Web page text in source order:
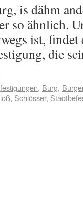
is dähm
so ähnlich.
ist, findet
die
, Burg,
, Schlösser,